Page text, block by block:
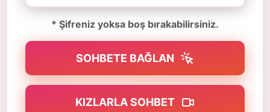
* Şifreniz yoksa boş bırakabilirsiniz.
SOHBETE BAĞLAN
KIZLARLA SOHBET